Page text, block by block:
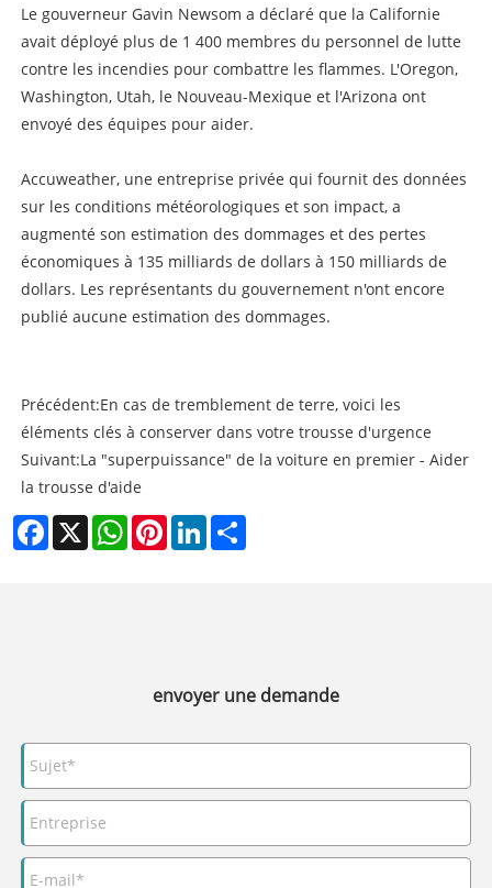
Le gouverneur Gavin Newsom a déclaré que la Californie
avait déployé plus de 1 400 membres du personnel de lutte
contre les incendies pour combattre les flammes. L'Oregon,
Washington, Utah, le Nouveau-Mexique et l'Arizona ont
envoyé des équipes pour aider.
Accuweather, une entreprise privée qui fournit des données
sur les conditions météorologiques et son impact, a
augmenté son estimation des dommages et des pertes
économiques à 135 milliards de dollars à 150 milliards de
dollars. Les représentants du gouvernement n'ont encore
publié aucune estimation des dommages.
Précédent:En cas de tremblement de terre, voici les
éléments clés à conserver dans votre trousse d'urgence
Suivant:La "superpuissance" de la voiture en premier - Aider
la trousse d'aide
Facebook
X WhatsAppPinterestLinkedIn
envoyer une demande